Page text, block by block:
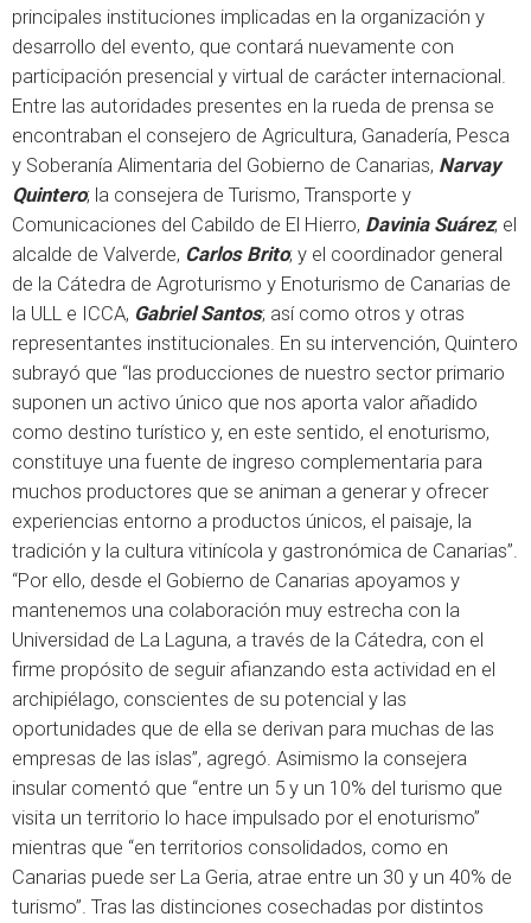
principales instituciones implicadas en la organización y
desarrollo del evento, que contará nuevamente con
participación presencial y virtual de carácter internacional.
Entre las autoridades presentes en la rueda de prensa se
encontraban el consejero de Agricultura, Ganadería, Pesca
y Soberanía Alimentaria del Gobierno de Canarias, Narvay
Quintero; la consejera de Turismo, Transporte y
Comunicaciones del Cabildo de El Hierro, Davinia Suárez; el
alcalde de Valverde, Carlos Brito; y el coordinador general
de la Cátedra de Agroturismo y Enoturismo de Canarias de
la ULL e ICCA, Gabriel Santos; así como otros y otras
representantes institucionales. En su intervención, Quintero
subrayó que “las producciones de nuestro sector primario
suponen un activo único que nos aporta valor añadido
como destino turístico y, en este sentido, el enoturismo,
constituye una fuente de ingreso complementaria para
muchos productores que se animan a generar y ofrecer
experiencias entorno a productos únicos, el paisaje, la
tradición y la cultura vitinícola y gastronómica de Canarias”.
“Por ello, desde el Gobierno de Canarias apoyamos y
mantenemos una colaboración muy estrecha con la
Universidad de La Laguna, a través de la Cátedra, con el
firme propósito de seguir afianzando esta actividad en el
archipiélago, conscientes de su potencial y las
oportunidades que de ella se derivan para muchas de las
empresas de las islas”, agregó. Asimismo la consejera
insular comentó que “entre un 5 y un 10% del turismo que
visita un territorio lo hace impulsado por el enoturismo”
mientras que “en territorios consolidados, como en
Canarias puede ser La Geria, atrae entre un 30 y un 40% de
turismo”. Tras las distinciones cosechadas por distintos